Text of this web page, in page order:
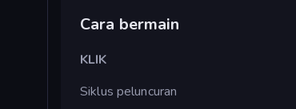
Cara bermain
KLIK
Siklus peluncuran